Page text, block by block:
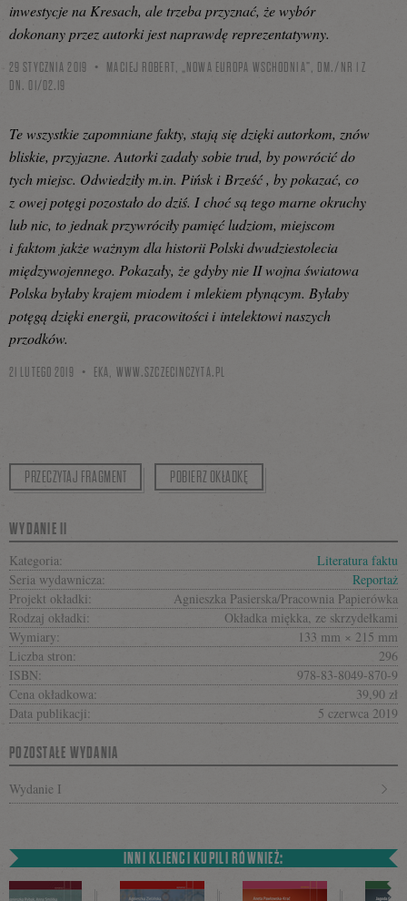
inwestycje na Kresach, ale trzeba przyznać, że wybór
dokonany przez autorki jest naprawdę reprezentatywny.
29 STYCZNIA 2019
MACIEJ ROBERT, „NOWA EUROPA WSCHODNIA”, DM./NR 1 Z
DN. 01/02.19
Te wszystkie zapomniane fakty, stają się dzięki autorkom, znów
bliskie, przyjazne. Autorki zadały sobie trud, by powrócić do
tych miejsc. Odwiedziły m.in. Pińsk i Brześć , by pokazać, co
z owej potęgi pozostało do dziś. I choć są tego marne okruchy
lub nic, to jednak przywróciły pamięć ludziom, miejscom
i faktom jakże ważnym dla historii Polski dwudziestolecia
międzywojennego. Pokazały, że gdyby nie II wojna światowa
Polska byłaby krajem miodem i mlekiem płynącym. Byłaby
potęgą dzięki energii, pracowitości i intelektowi naszych
przodków.
21 LUTEGO 2019 EKA, WWW.SZCZECINCZYTA.PL
PRZECZYTAJ FRAGMENT POBIERZ OKŁADKĘ
WYDANIE II
Kategoria:
Literatura faktu
Seria wydawnicza:
Reportaż
Projekt okładki:
Agnieszka Pasierska/Pracownia Papierówka
Rodzaj okładki:
Okładka miękka, ze skrzydełkami
Wymiary:
133 mm × 215 mm
Liczba stron:
296
ISBN:
978-83-8049-870-9
Cena okładkowa:
39,90 zł
Data publikacji:
5 czerwca 2019
POZOSTAŁE WYDANIA
Wydanie I
INNI KLIENCI KUPILI RÓWNIEŻ: